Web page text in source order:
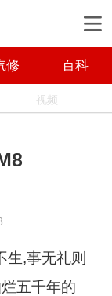
修 百科
视频
生,事无礼则
五千年的